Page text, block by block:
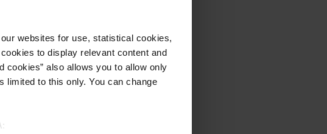
websites for use, statistical cookies,
to display relevant content and
cookies” also allows you to allow only
limited to this only. You can change
: